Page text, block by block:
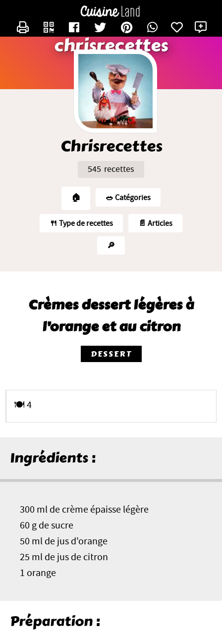
chrisrecettes
Chrisrecettes
545 recettes
🏠 🥗️ Catégories
🍴 Type de recettes 📄 Articles
🔎
Crèmes dessert légères à
l’orange et au citron
DESSERT
🍽️ 4
Ingrédients :
300 ml de crème épaisse légère
60 g de sucre
50 ml de jus d'orange
25 ml de jus de citron
1 orange
Préparation :
CONTACTER CHRISRECETTES